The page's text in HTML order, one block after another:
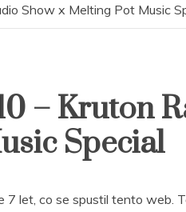
Show x Melting Pot Music
– Kruton
Special
7 let, co se spustil tento web.